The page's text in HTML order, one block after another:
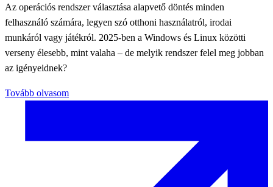
Az operációs rendszer választása alapvető döntés minden
felhasználó számára, legyen szó otthoni használatról, irodai
munkáról vagy játékról. 2025-ben a Windows és Linux közötti
verseny élesebb, mint valaha – de melyik rendszer felel meg jobban
az igényeidnek?
Tovább olvasom